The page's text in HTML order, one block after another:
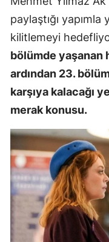
paylaştığı
kilitlemeyi
bölümde yaşanan
ardından 23.
karşıya kalacağı
merak konusu.